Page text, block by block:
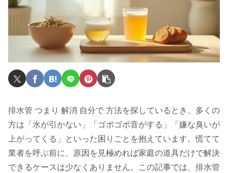
排水管 つまり 解消 自分で 方法を探しているとき、多くの
方は「水が引かない」「ゴポゴポ音がする」「嫌な臭いが
上がってくる」といった困りごとを抱えています。慌てて
業者を呼ぶ前に、原因を見極めれば家庭の道具だけで解決
できるケースは少なくありません。この記事では、排水管